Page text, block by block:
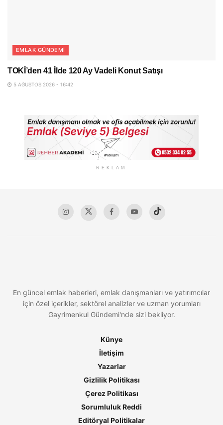
EMLAK GÜNDEMI
TOKİ’den 41 İlde 120 Ay Vadeli Konut Satışı
5 AĞUSTOS 2026 - 16:42
REKLAM
En güncel emlak haberleri, emlak danışmanları ve yatırımcılar
için özel içerikler, sektörel analizler ve uzman yorumları
Gayrimenkul Gündemi'nde sizi bekliyor.
Künye
İletişim
Yazarlar
Gizlilik Politikası
Çerez Politikası
Sorumluluk Reddi
Editöryal Politikalar